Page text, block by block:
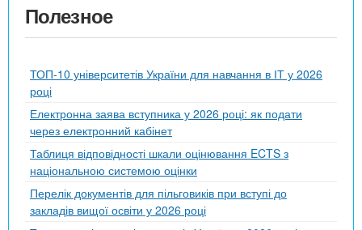
Полезное
ТОП-10 університетів України для навчання в ІТ у 2026
році
Електронна заява вступника у 2026 році: як подати
через електронний кабінет
Таблиця відповідності шкали оцінювання ECTS з
національною системою оцінки
Перелік документів для пільговиків при вступі до
закладів вищої освіти у 2026 році